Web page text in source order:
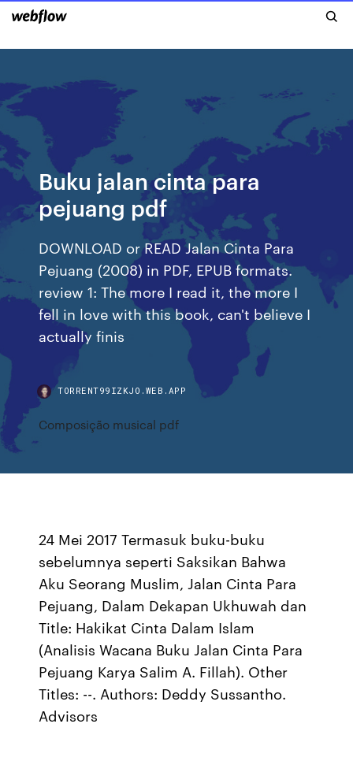
Buku jalan cinta para
pejuang pdf
DOWNLOAD or READ Jalan Cinta Para
Pejuang (2008) in PDF, EPUB formats.
review 1: The more I read it, the more I
fell in love with this book, can't believe I
actually finis
TORRENT99IZKJO.WEB.APP
Composição musical pdf
24 Mei 2017 Termasuk buku-buku
sebelumnya seperti Saksikan Bahwa
Aku Seorang Muslim, Jalan Cinta Para
Pejuang, Dalam Dekapan Ukhuwah dan
Title: Hakikat Cinta Dalam Islam
(Analisis Wacana Buku Jalan Cinta Para
Pejuang Karya Salim A. Fillah). Other
Titles: --. Authors: Deddy Sussantho.
Advisors